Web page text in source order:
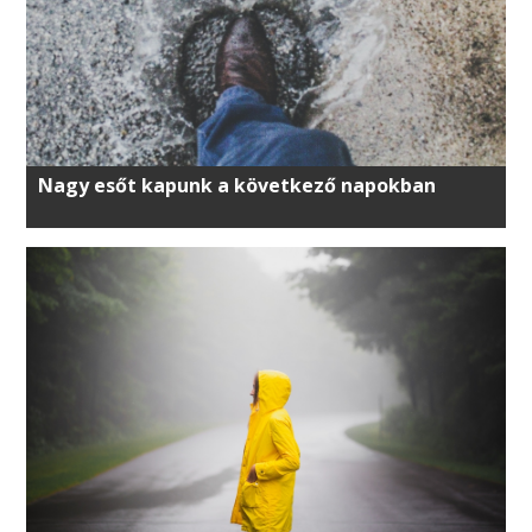
Nagy esőt kapunk a következő napokban